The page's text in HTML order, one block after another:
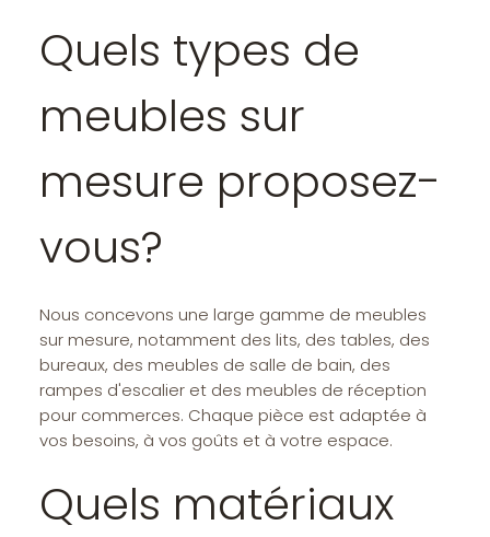
Nous concevons une large gamme de meubles
sur mesure, notamment des lits, des tables, des
bureaux, des meubles de salle de bain, des
rampes d'escalier et des meubles de réception
pour commerces. Chaque pièce est adaptée à
vos besoins, à vos goûts et à votre espace.
Quels types de
meubles sur
mesure proposez-
vous?
Quels matériaux